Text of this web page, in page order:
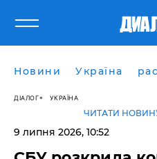
Новини Україна
ДІАЛОГ УКРАЇНА
ЧИТАТИ
9 липня 2026, 10:52